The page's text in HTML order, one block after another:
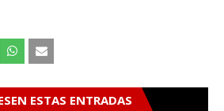
ESTAS ENTRADAS